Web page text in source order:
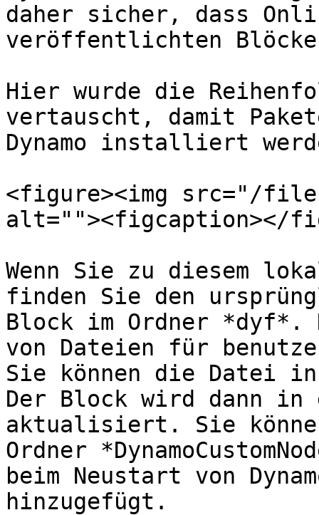
daher sicher, dass
veröffentlichten
Hier wurde die
vertauscht, damit
Dynamo installiert
<figure><img src="/files/
alt=""><figcaption></
Wenn Sie zu diesem
finden Sie den
Block im Ordner
von Dateien für
Sie können die Datei
Der Block wird dann in
aktualisiert. Sie
Ordner
beim Neustart von
hinzugefügt.